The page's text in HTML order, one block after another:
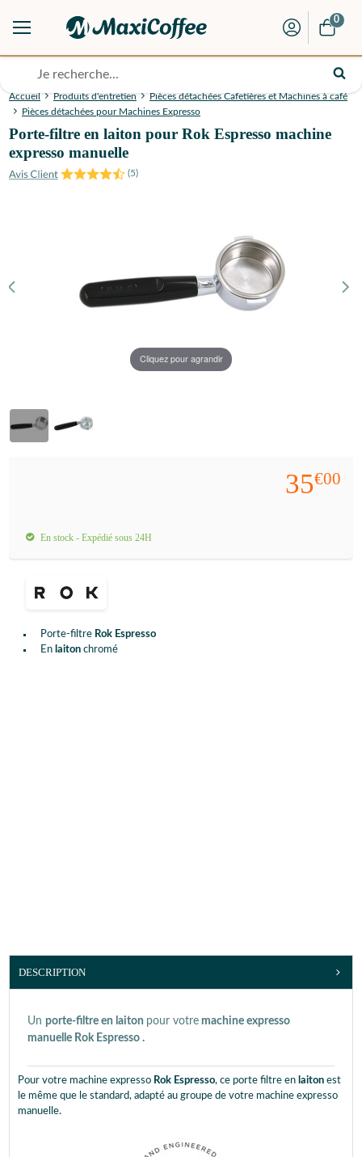
0
Accueil Produits d'entretien
Pièces détachées Cafetières et Machines à café
Pièces détachées pour Machines Expresso
Porte-filtre en laiton pour Rok Espresso machine
expresso manuelle
(5)
Cliquez pour agrandir
Porte-filtre Rok Espresso
En laiton chromé
35€00
En stock - Expédié sous 24H
DESCRIPTION
Un porte-filtre en laiton pour votre machine expresso
manuelle Rok Espresso .
Pour votre machine expresso Rok Espresso, ce porte filtre en laiton est
le même que le standard, adapté au groupe de votre machine expresso
manuelle.